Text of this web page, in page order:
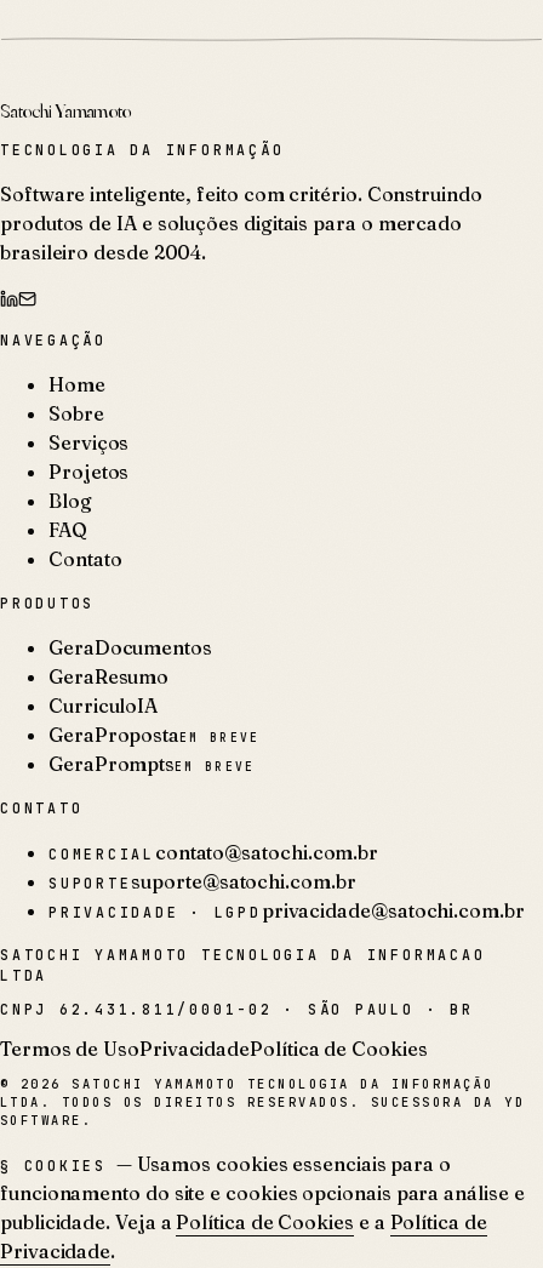
Satochi Yamamoto
TECNOLOGIA DA INFORMAÇÃO
Software inteligente, feito com critério. Construindo
produtos de IA e soluções digitais para o mercado
brasileiro desde 2004.
NAVEGAÇÃO
Home
Sobre
Serviços
Projetos
Blog
FAQ
Contato
PRODUTOS
GeraDocumentos
GeraResumo
CurriculoIA
GeraPropostaEM BREVE
GeraPromptsEM BREVE
CONTATO
COMERCIAL contato@satochi.com.br
SUPORTEsuporte@satochi.com.br
PRIVACIDADE · LGPD privacidade@satochi.com.br
SATOCHI YAMAMOTO TECNOLOGIA DA INFORMACAO
LTDA
CNPJ 62.431.811/0001-02 · SÃO PAULO · BR
Termos de UsoPrivacidadePolítica de Cookies
© 2026
SATOCHI YAMAMOTO TECNOLOGIA DA INFORMAÇÃO
LTDA. TODOS OS DIREITOS RESERVADOS. SUCESSORA DA YD
SOFTWARE.
§ COOKIES
— Usamos cookies essenciais para o
funcionamento do site e cookies opcionais para análise e
publicidade. Veja a Política de Cookies e a Política de
Privacidade.